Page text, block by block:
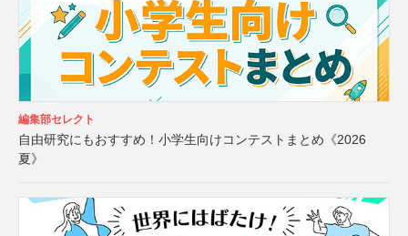
編集部セレクト
自由研究にもおすすめ！小学生向けコンテストまとめ《2026
夏》